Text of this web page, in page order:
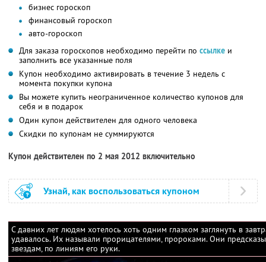
бизнес гороскоп
финансовый гороскоп
авто-гороскоп
Для заказа гороскопов необходимо перейти по ссылке и
заполнить все указанные поля
Купон необходимо активировать в течение 3 недель с
момента покупки купона
Вы можете купить неограниченное количество купонов для
себя и в подарок
Один купон действителен для одного человека
Скидки по купонам не суммируются
Купон действителен по 2 мая 2012 включительно
Узнай, как воспользоваться купоном
С давних лет людям хотелось хоть одним глазком заглянуть в
удавалось. Их называли прорицателями, пророками. Они
звездам, по линиям его руки.